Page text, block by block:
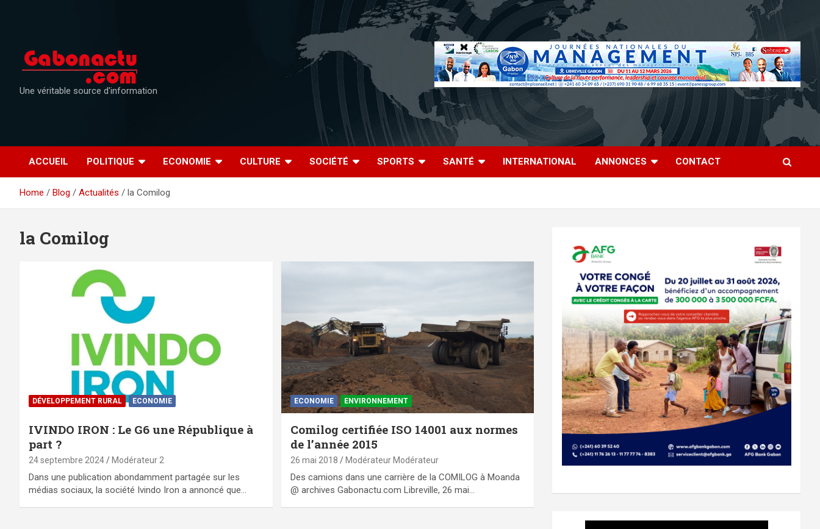
Une véritable source d'information
ACCUEIL POLITIQUE ECONOMIE CULTURE SOCIÉTÉ SPORTS SANTÉ INTERNATIONAL ANNONCES CONTACT
Home Blog Actualités la Comilog
la Comilog
DÉVELOPPEMENT RURAL ECONOMIE
IVINDO IRON : Le G6 une République à
part ?
24 septembre 2024 Modérateur 2
Dans une publication abondamment partagée sur les
médias sociaux, la société Ivindo Iron a annoncé que…
ECONOMIE ENVIRONNEMENT
Comilog certifiée ISO 14001 aux normes
de l’année 2015
26 mai 2018 Modérateur Modérateur
Des camions dans une carrière de la COMILOG à Moanda
@ archives Gabonactu.com Libreville, 26 mai…